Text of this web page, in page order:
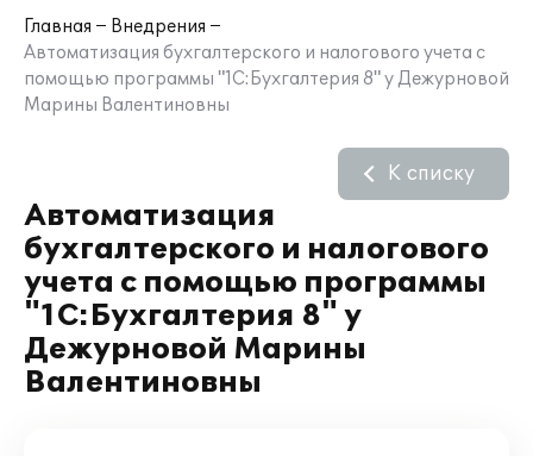
Главная
Внедрения
Автоматизация бухгалтерского и налогового учета с
помощью программы "1С:Бухгалтерия 8" у Дежурновой
Марины Валентиновны
Автоматизация
бухгалтерского и налогового
учета с помощью программы
"1С:Бухгалтерия 8" у
Дежурновой Марины
Валентиновны
К списку